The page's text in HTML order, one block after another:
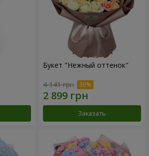
Букет "Нежный оттенок"
4 141 грн
Заказать